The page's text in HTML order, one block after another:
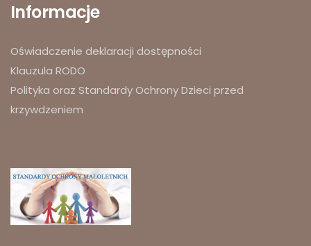
Informacje
Oświadczenie deklaracji dostępności
Klauzula RODO
Polityka oraz Standardy Ochrony Dzieci przed
krzywdzeniem